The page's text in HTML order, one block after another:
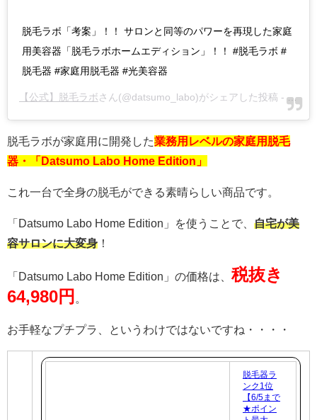
脱毛ラボ「考案」！！ サロンと同等のパワーを再現した家庭
用美容器「脱毛ラボホームエディション」！！ #脱毛ラボ #
脱毛器 #家庭用脱毛器 #光美容器
【公式】脱毛ラボさん(@datsumo_labo)がシェアした投稿 -2019
脱毛ラボが家庭用に開発した業務用レベルの家庭用脱毛
器・「Datsumo Labo Home Edition」
これ一台で全身の脱毛ができる素晴らしい商品です。
「Datsumo Labo Home Edition」を使うことで、 自宅が美
容サロンに大変身 ！
「Datsumo Labo Home Edition」の価格は、 税抜き
64,980円
お手軽なプチプラ、というわけではないですね・・・・
脱毛器ラ
ンク1位
【6/5まで
★ポイン